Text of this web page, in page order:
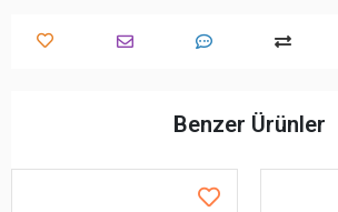
Benzer Ürünler